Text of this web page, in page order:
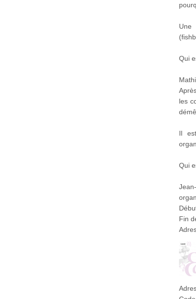
Une
Qui
les
​Il
Qui
Fin